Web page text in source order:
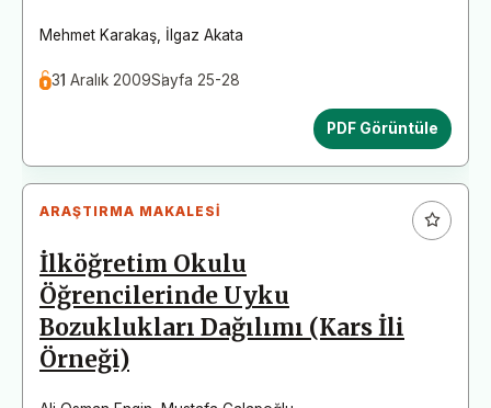
Mehmet Karakaş İlgaz Akata
31 Aralık 2009Sayfa 25-28
PDF Görüntüle
ARAŞTIRMA MAKALESI
İlköğretim Okulu
Öğrencilerinde Uyku
Bozuklukları Dağılımı (Kars İli
Örneği)